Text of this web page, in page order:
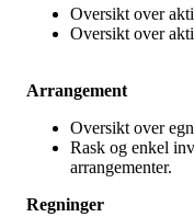
Oversikt over
Oversikt over
Arrangement
Oversikt over
Rask og enkel
arrangementer.
Regninger